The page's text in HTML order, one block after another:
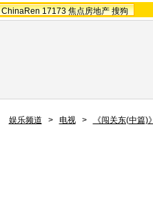
ChinaRen 17173 焦点房地产 搜狗
娱乐频道 > 电视 > 《闯关东(中篇)》